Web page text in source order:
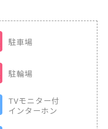
駐車場
駐輪場
TVモニター付
インターホン